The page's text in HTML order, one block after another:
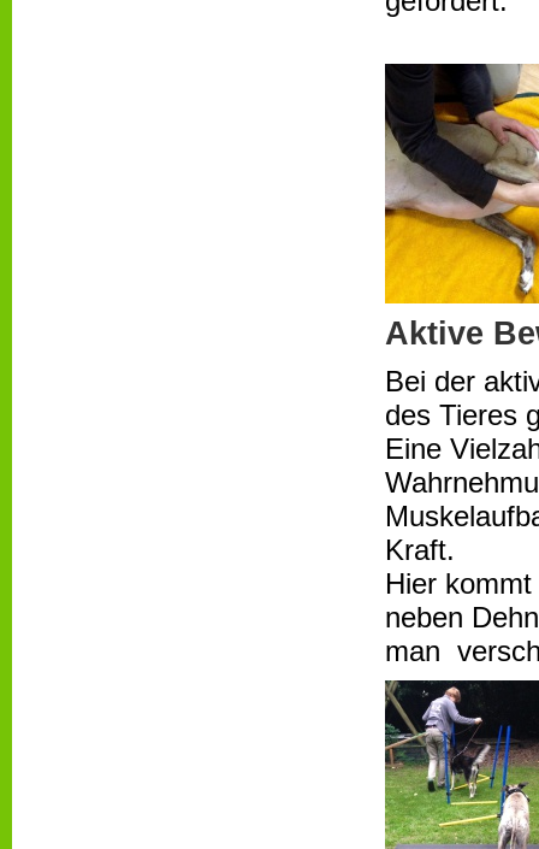
Aktive
Bei der
des Tieres
Eine
Kraft.
Hier
neben
man